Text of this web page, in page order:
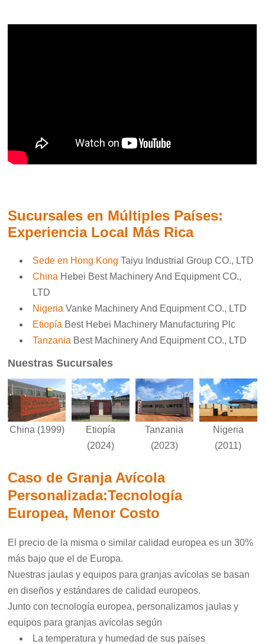
Sucursales en Múltiples Países:
Experiencia Local Más Rica
Sede en Hong Kong Taiyu Industrial Group CO., LTD
China Hebei Best Machinery And Equipment CO.,
LTD
NigeriaVanke Machinery And Equipment CO., LTD
Etiopía Best Hebei Machinery Manufacturing Plc
Tanzania Best Machinery And Equipment CO., LTD
Nuestras Sucursales
China (1999)
Etiopía
(2024)
Tanzania
(2023)
Nigeria
(2011)
Caso de Granja Avícola
Personalizada:Tecnología
Europea, Menor Costo
El precio de la misma o similar calidad europea es un 30%
más bajo que el de Europa.
Nuestras jaulas y equipos para granjas avícolas se basan
en diseños y estándares de calidad europeos.
Junto con tecnología europea, personalizamos jaulas y
equipos para granjas avícolas según
La temperatura y humedad de sus países